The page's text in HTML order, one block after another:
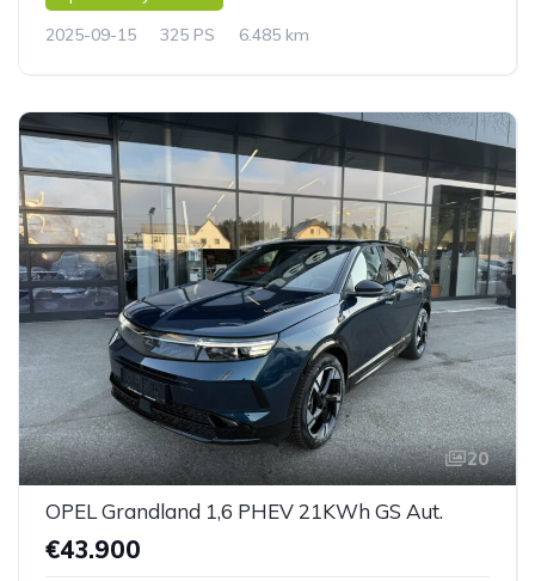
2025-09-15
325 PS 6.485 km
20
OPEL Grandland 1,6 PHEV 21KWh GS Aut.
€43.900